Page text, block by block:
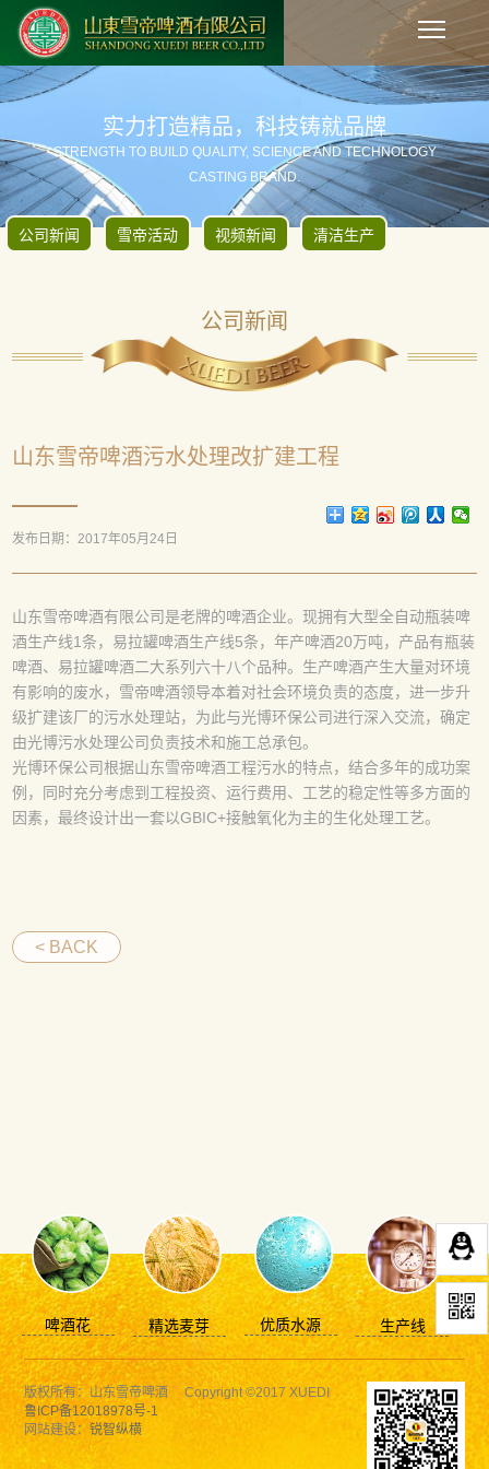
实力打造精品，科技铸就品牌
STRENGTH TO BUILD QUALITY, SCIENCE AND TECHNOLOGY
CASTING BRAND.
公司新闻 雪帝活动 视频新闻 清洁生产
公司新闻
山东雪帝啤酒污水处理改扩建工程
发布日期：2017年05月24日
山东雪帝啤酒有限公司是老牌的啤酒企业。现拥有大型全自动瓶装啤
酒生产线1条，易拉罐啤酒生产线5条，年产啤酒20万吨，产品有瓶装
啤酒、易拉罐啤酒二大系列六十八个品种。生产啤酒产生大量对环境
有影响的废水，雪帝啤酒领导本着对社会环境负责的态度，进一步升
级扩建该厂的污水处理站，为此与光博环保公司进行深入交流，确定
由光博污水处理公司负责技术和施工总承包。
光博环保公司根据山东雪帝啤酒工程污水的特点，结合多年的成功案
例，同时充分考虑到工程投资、运行费用、工艺的稳定性等多方面的
因素，最终设计出一套以GBIC+接触氧化为主的生化处理工艺。
< BACK
啤酒花 精选麦芽 优质水源 生产线
版权所有：山东雪帝啤酒 Copyright ©2017 XUEDI
鲁ICP备12018978号-1
网站建设：锐智纵横